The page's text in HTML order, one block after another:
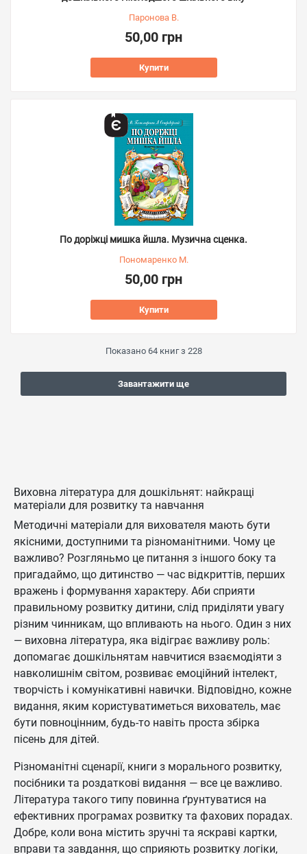
Паронова В.
50,00 грн
Купити
По доріжці мишка йшла. Музична сценка.
Пономаренко М.
50,00 грн
Купити
Показано 64книг з 228
Завантажити ще
Виховна література для дошкільнят: найкращі
матеріали для розвитку та навчання
Методичні матеріали для вихователя мають бути
якісними, доступними та різноманітними. Чому це
важливо? Розгляньмо це питання з іншого боку та
пригадаймо, що дитинство — час відкриттів, перших
вражень і формування характеру. Аби сприяти
правильному розвитку дитини, слід приділяти увагу
різним чинникам, що впливають на нього. Один з них
— виховна література, яка відіграє важливу роль:
допомагає дошкільнятам навчитися взаємодіяти з
навколишнім світом, розвиває емоційний інтелект,
творчість і комунікативні навички. Відповідно, кожне
видання, яким користуватиметься вихователь, має
бути повноцінним, будь-то навіть проста збірка
пісень для дітей.
Різноманітні сценарії, книги з морального розвитку,
посібники та роздаткові видання — все це важливо.
Література такого типу повинна ґрунтуватися на
ефективних програмах розвитку та фахових порадах.
Добре, коли вона містить зручні та яскраві картки,
вправи та завдання, що сприяють розвитку логіки,